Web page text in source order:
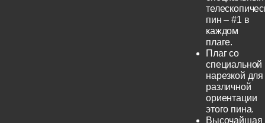
пин – #1 в
каждом
плаге.
Плаг со
специальной
нарезкой для
различной
ориентации
этого пина.
Высочайшая